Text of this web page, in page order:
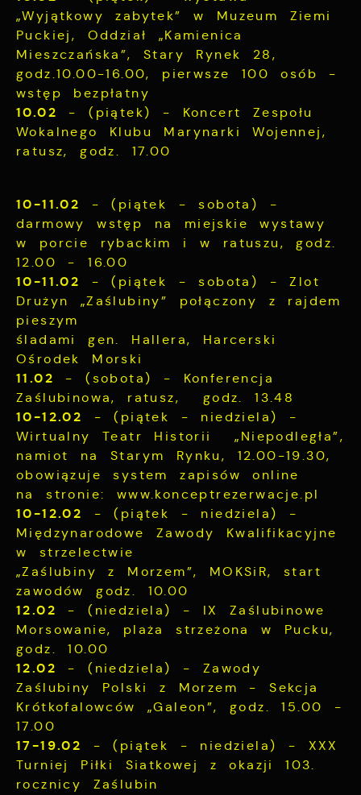
„Wyjątkowy zabytek” w Muzeum Ziemi
Puckiej, Oddział „Kamienica
Mieszczańska”, Stary Rynek 28,
godz.10.00-16.00, pierwsze 100 osób -
wstęp bezpłatny
10.02
- (piątek) - Koncert Zespołu
Wokalnego Klubu Marynarki Wojennej,
ratusz, godz. 17.00
10-11.02
- (piątek - sobota) -
darmowy wstęp na miejskie wystawy
w porcie rybackim i w ratuszu, godz.
12.00 - 16.00
10-11.02
- (piątek - sobota) - Zlot
Drużyn „Zaślubiny” połączony z rajdem
pieszym
śladami gen. Hallera, Harcerski
Ośrodek Morski
11.02
- (sobota) - Konferencja
Zaślubinowa, ratusz, godz. 13.48
10-12.02
- (piątek - niedziela) -
Wirtualny Teatr Historii „Niepodległa”,
namiot na Starym Rynku, 12.00-19.30,
obowiązuje system zapisów online
na stronie: www.konceptrezerwacje.pl
10-12.02
- (piątek - niedziela) -
Międzynarodowe Zawody Kwalifikacyjne
w strzelectwie
„Zaślubiny z Morzem”, MOKSiR, start
zawodów godz. 10.00
12.02
- (niedziela) - IX Zaślubinowe
Morsowanie, plaża strzeżona w Pucku,
godz. 10.00
12.02
- (niedziela) - Zawody
Zaślubiny Polski z Morzem - Sekcja
Krótkofalowców „Galeon”, godz. 15.00 -
17.00
17-19.02
- (piątek - niedziela) - XXX
Turniej Piłki Siatkowej z okazji 103.
rocznicy Zaślubin
informacji w zakresie wykorzystywania
witryny internetowej, miejsca oraz
częstotliwości, z jaką odwiedzane są nasze
serwisy www. Dane pozwalają nam na
ocenę naszych serwisów internetowych pod
względem ich popularności wśród
użytkowników. Zgromadzone informacje są
przetwarzane w formie zanonimizowanej.
Wyrażenie zgody na analityczne pliki
cookies gwarantuje dostępność wszystkich
Reklamowe
Dzięki reklamowym plikom cookies
prezentujemy Ci najciekawsze informacje i
aktualności na stronach naszych partnerów.
Promocyjne pliki cookies służą do
Twoich zwyczajów dotyczących przeglądanej
witryny internetowej. Treści promocyjne
mogą pojawić się na stronach podmiotów
trzecich lub firm będących naszymi
partnerami oraz innych dostawców usług.
Firmy te działają w charakterze
pośredników prezentujących nasze treści w
postaci wiadomości, ofert, komunikatów
mediów społecznościowych.
Więcej